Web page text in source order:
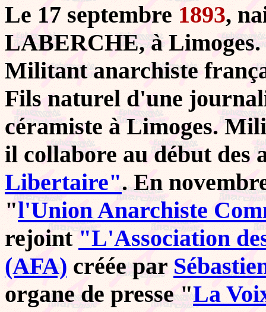
Le 17 septembre 1893,
LABERCHE, à Limoges.
Militant anarchiste
Fils naturel d'une
céramiste à Limoges.
il collabore au début
Libertaire". En
"l'Union Anarchiste
rejoint"L'Association
(AFA) créée par
organe de presse "La